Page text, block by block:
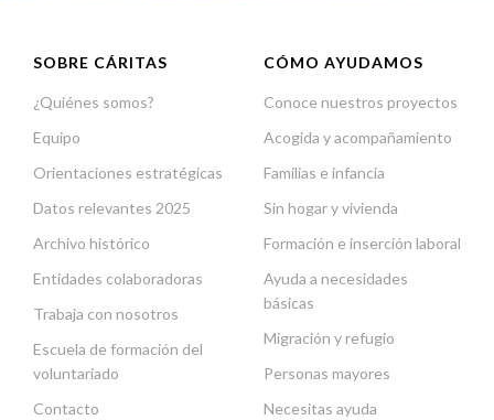
SOBRE CÁRITAS
¿Quiénes somos?
Equipo
Orientaciones estratégicas
Datos relevantes 2025
Archivo histórico
Entidades colaboradoras
Trabaja con nosotros
Escuela de formación del
voluntariado
Contacto
CÓMO AYUDAMOS
Conoce nuestros proyectos
Acogida y acompañamiento
Familias e infancia
Sin hogar y vivienda
Formación e inserción laboral
Ayuda a necesidades
básicas
Migración y refugio
Personas mayores
Necesitas ayuda